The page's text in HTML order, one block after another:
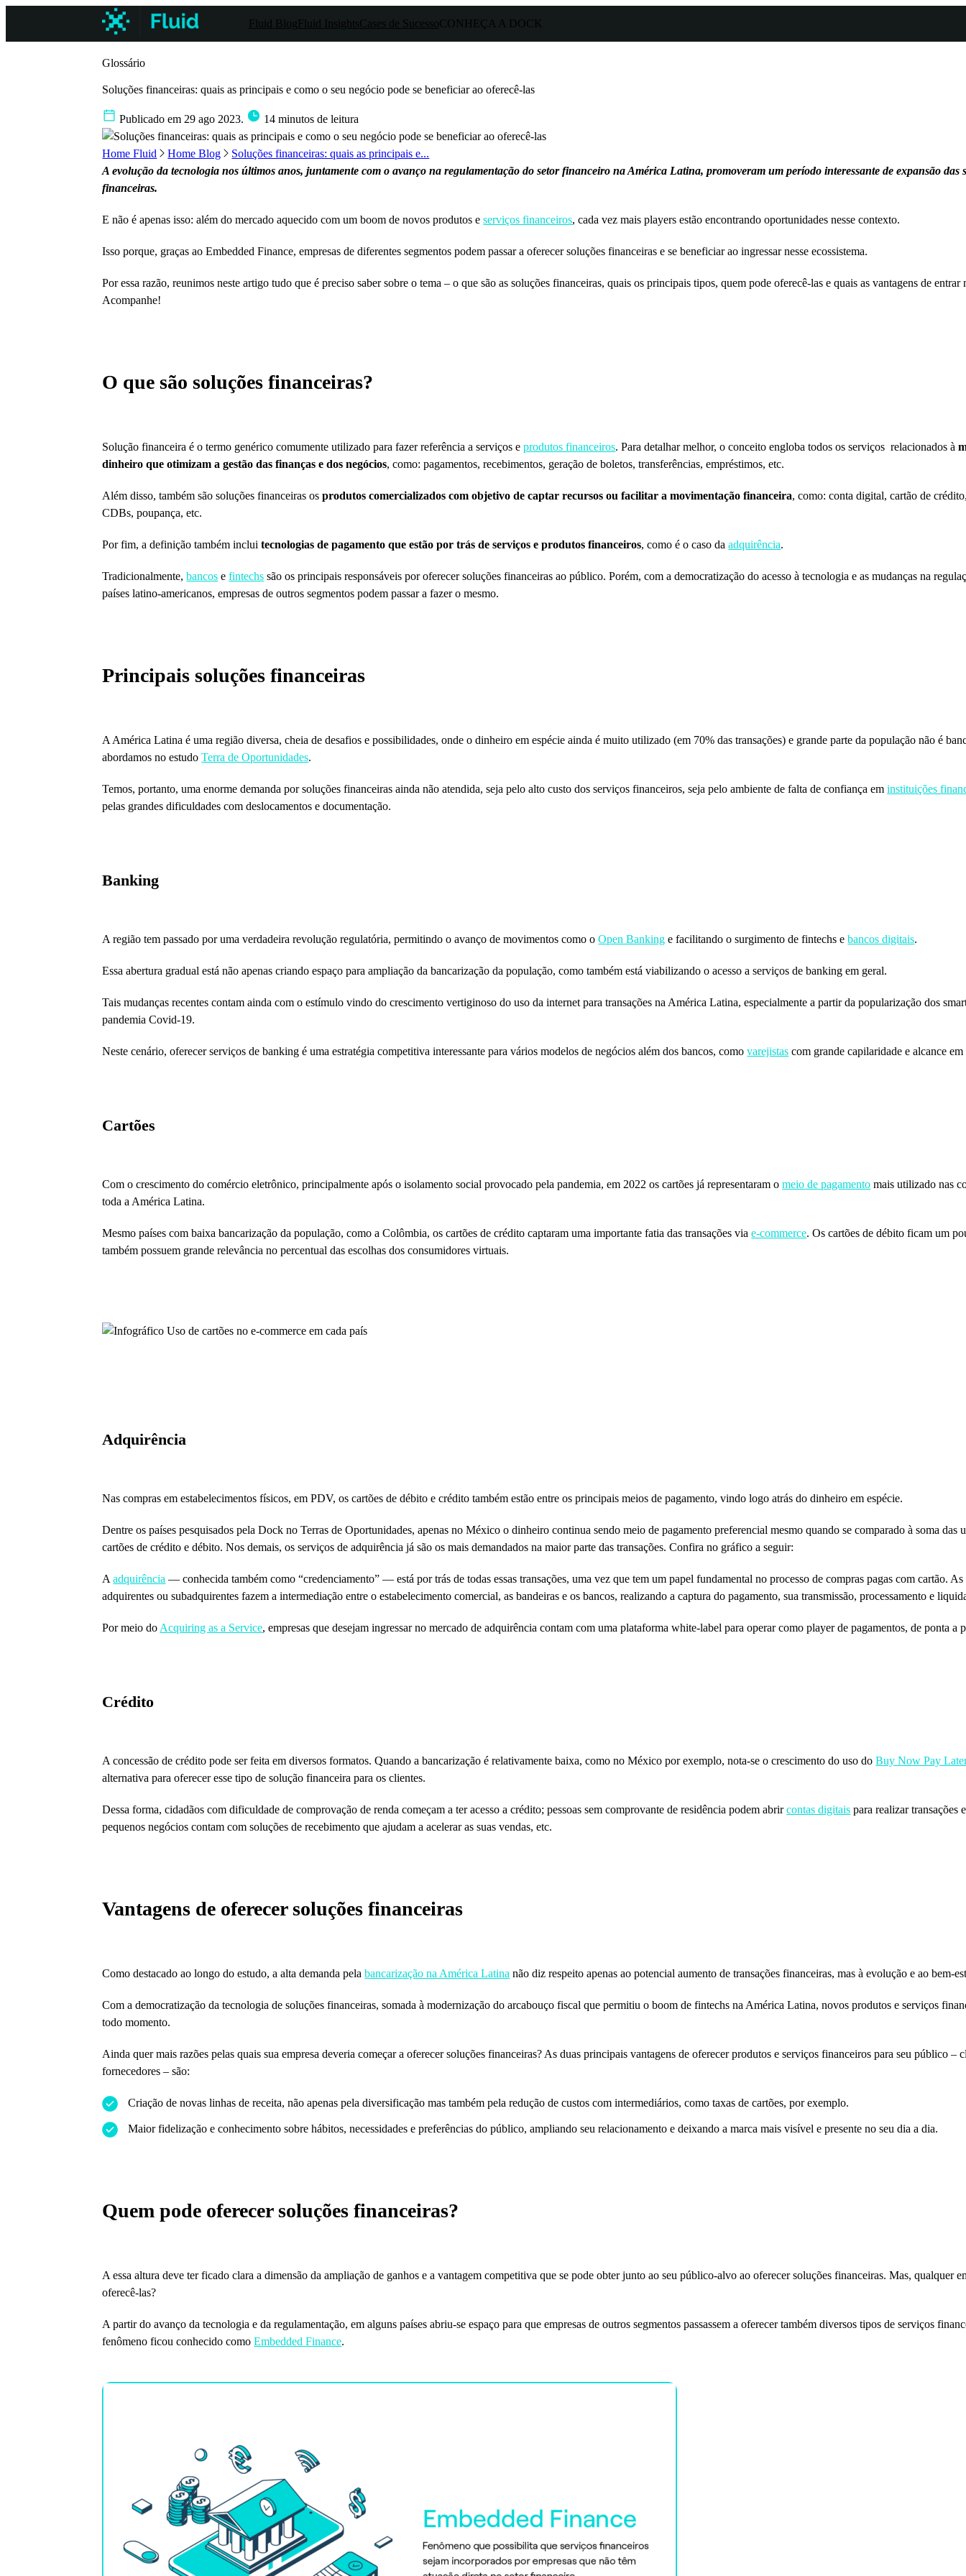
Fluid Blog Fluid InsightsCases de SucessoCONHEÇA A DOCK
Glossário
Soluções financeiras: quais as principais e como o seu negócio pode se beneficiar ao oferecê-las
Publicado em 29 ago 2023. 14 minutos de leitura
Home Fluid Home Blog
Soluções financeiras: quais as principais e...
A evolução da tecnologia nos últimos anos, juntamente com o avanço na regulamentação do setor financeiro na América Latina, promoveram um período interessante de expansão das
financeiras.
E não é apenas isso: além do mercado aquecido com um boom de novos produtos eserviços financeiros, cada vez mais players estão encontrando oportunidades nesse contexto.
Isso porque, graças ao Embedded Finance, empresas de diferentes segmentos podem passar a oferecer soluções financeiras e se beneficiar ao ingressar nesse ecossistema.
Por essa razão, reunimos neste artigo tudo que é preciso saber sobre o tema – o que são as soluções financeiras, quais os principais tipos, quem pode oferecê-las e quais as vantagens de entrar
Acompanhe!
O que são soluções financeiras?
Solução financeira é o termo genérico comumente utilizado para fazer referência a serviços eprodutos financeiros. Para detalhar melhor, o conceito engloba todos os serviços relacionados à
dinheiro que otimizam a gestão das finanças e dos negócios, como: pagamentos, recebimentos, geração de boletos, transferências, empréstimos, etc.
Além disso, também são soluções financeiras os produtos comercializados com objetivo de captar recursos ou facilitar a movimentação financeira, como: conta digital, cartão de
CDBs, poupança, etc.
Por fim, a definição também incluitecnologias de pagamento que estão por trás de serviços e produtos financeiros, como é o caso daadquirência.
Tradicionalmente,bancos efintechs são os principais responsáveis por oferecer soluções financeiras ao público. Porém, com a democratização do acesso à tecnologia e as mudanças na
países latino-americanos, empresas de outros segmentos podem passar a fazer o mesmo.
Principais soluções financeiras
A América Latina é uma região diversa, cheia de desafios e possibilidades, onde o dinheiro em espécie ainda é muito utilizado (em 70% das transações) e grande parte da população não é
abordamos no estudoTerra de Oportunidades.
Temos, portanto, uma enorme demanda por soluções financeiras ainda não atendida, seja pelo alto custo dos serviços financeiros, seja pelo ambiente de falta de confiança eminstituições
pelas grandes dificuldades com deslocamentos e documentação.
Banking
A região tem passado por uma verdadeira revolução regulatória, permitindo o avanço de movimentos como oOpen Banking e facilitando o surgimento de fintechs ebancos digitais.
Essa abertura gradual está não apenas criando espaço para ampliação da bancarização da população, como também está viabilizando o acesso a serviços de banking em geral.
Tais mudanças recentes contam ainda com o estímulo vindo do crescimento vertiginoso do uso da internet para transações na América Latina, especialmente a partir da popularização dos
pandemia Covid-19.
Neste cenário, oferecer serviços de banking é uma estratégia competitiva interessante para vários modelos de negócios além dos bancos, comovarejistas com grande capilaridade e alcance
Cartões
Com o crescimento do comércio eletrônico, principalmente após o isolamento social provocado pela pandemia, em 2022 os cartões já representaram omeio de pagamento mais utilizado nas
toda a América Latina.
Mesmo países com baixa bancarização da população, como a Colômbia, os cartões de crédito captaram uma importante fatia das transações viae-commerce. Os cartões de débito ficam um
também possuem grande relevância no percentual das escolhas dos consumidores virtuais.
Adquirência
Nas compras em estabelecimentos físicos, em PDV, os cartões de débito e crédito também estão entre os principais meios de pagamento, vindo logo atrás do dinheiro em espécie.
Dentre os países pesquisados pela Dock no Terras de Oportunidades, apenas no México o dinheiro continua sendo meio de pagamento preferencial mesmo quando se comparado à soma das
cartões de crédito e débito. Nos demais, os serviços de adquirência já são os mais demandados na maior parte das transações. Confira no gráfico a seguir:
Aadquirência — conhecida também como “credenciamento” — está por trás de todas essas transações, uma vez que tem um papel fundamental no processo de compras pagas com cartão. As
adquirentes ou subadquirentes fazem a intermediação entre o estabelecimento comercial, as bandeiras e os bancos, realizando a captura do pagamento, sua transmissão, processamento e
Por meio do Acquiring as a Service, empresas que desejam ingressar no mercado de adquirência contam com uma plataforma white-label para operar como player de pagamentos, de ponta a
Crédito
A concessão de crédito pode ser feita em diversos formatos. Quando a bancarização é relativamente baixa, como no México por exemplo, nota-se o crescimento do uso doBuy Now Pay
alternativa para oferecer esse tipo de solução financeira para os clientes.
Dessa forma, cidadãos com dificuldade de comprovação de renda começam a ter acesso a crédito; pessoas sem comprovante de residência podem abrircontas digitais para realizar transações
pequenos negócios contam com soluções de recebimento que ajudam a acelerar as suas vendas, etc.
Vantagens de oferecer soluções financeiras
Como destacado ao longo do estudo, a alta demanda pelabancarização na América Latina não diz respeito apenas ao potencial aumento de transações financeiras, mas à evolução e ao bem-
Com a democratização da tecnologia de soluções financeiras, somada à modernização do arcabouço fiscal que permitiu o boom de fintechs na América Latina, novos produtos e serviços
todo momento.
Ainda quer mais razões pelas quais sua empresa deveria começar a oferecer soluções financeiras? As duas principais vantagens de oferecer produtos e serviços financeiros para seu público –
fornecedores – são:
Criação de novas linhas de receita, não apenas pela diversificação mas também pela redução de custos com intermediários, como taxas de cartões, por exemplo.
Maior fidelização e conhecimento sobre hábitos, necessidades e preferências do público, ampliando seu relacionamento e deixando a marca mais visível e presente no seu dia a dia.
Quem pode oferecer soluções financeiras?
A essa altura deve ter ficado clara a dimensão da ampliação de ganhos e a vantagem competitiva que se pode obter junto ao seu público-alvo ao oferecer soluções financeiras. Mas, qualquer
oferecê-las?
A partir do avanço da tecnologia e da regulamentação, em alguns países abriu-se espaço para que empresas de outros segmentos passassem a oferecer também diversos tipos de serviços
fenômeno ficou conhecido comoEmbedded Finance.